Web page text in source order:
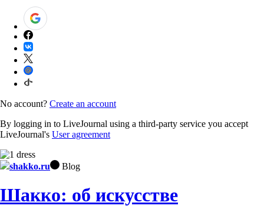
No account? Create an account
By logging in to LiveJournal using a third-party service you accept
LiveJournal's User agreement
shakko.ru Blog
Шакко: об искусстве